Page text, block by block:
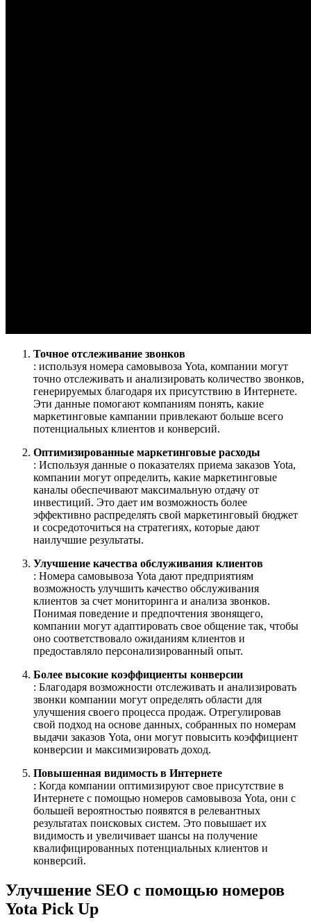
Точное отслеживание звонков
: используя номера самовывоза Yota, компании могут
точно отслеживать и анализировать количество звонков,
генерируемых благодаря их присутствию в Интернете.
Эти данные помогают компаниям понять, какие
маркетинговые кампании привлекают больше всего
потенциальных клиентов и конверсий.
Оптимизированные маркетинговые расходы
: Используя данные о показателях приема заказов Yota,
компании могут определить, какие маркетинговые
каналы обеспечивают максимальную отдачу от
инвестиций. Это дает им возможность более
эффективно распределять свой маркетинговый бюджет
и сосредоточиться на стратегиях, которые дают
наилучшие результаты.
Улучшение качества обслуживания клиентов
: Номера самовывоза Yota дают предприятиям
возможность улучшить качество обслуживания
клиентов за счет мониторинга и анализа звонков.
Понимая поведение и предпочтения звонящего,
компании могут адаптировать свое общение так, чтобы
оно соответствовало ожиданиям клиентов и
предоставляло персонализированный опыт.
Более высокие коэффициенты конверсии
: Благодаря возможности отслеживать и анализировать
звонки компании могут определять области для
улучшения своего процесса продаж. Отрегулировав
свой подход на основе данных, собранных по номерам
выдачи заказов Yota, они могут повысить коэффициент
конверсии и максимизировать доход.
Повышенная видимость в Интернете
: Когда компании оптимизируют свое присутствие в
Интернете с помощью номеров самовывоза Yota, они с
большей вероятностью появятся в релевантных
результатах поисковых систем. Это повышает их
видимость и увеличивает шансы на получение
квалифицированных потенциальных клиентов и
конверсий.
Улучшение SEO с помощью номеров
Yota Pick Up